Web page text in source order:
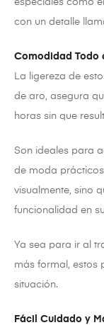
con un detalle
Comodidad Todo
La ligereza de
de aro, asegura
horas sin que
Son ideales para
de moda
visualmente, sino
funcionalidad en
Ya sea para ir al
más formal, estos
situación.
Fácil Cuidado y